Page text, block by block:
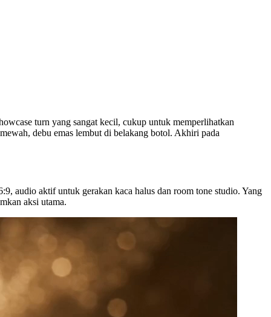
turn yang sangat kecil, cukup untuk memperlihatkan
debu emas lembut di belakang botol. Akhiri pada
audio aktif untuk gerakan kaca halus dan room tone studio. Yang
aksi utama.